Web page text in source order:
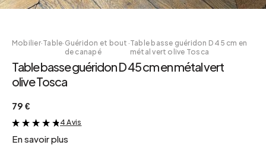
Mobilier·Table· Guéridon et bout
de canapé
·Table basse guéridon D 45 cm en
métal vert olive Tosca
Table basse guéridon D 45 cm en métal vert
olive Tosca
79 €
&
4 Avis
En savoir plus